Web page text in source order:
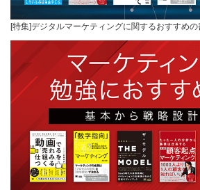
[特集]デジタルマーケティングに関するおすすめの